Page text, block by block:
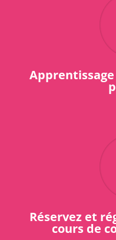
Réservez et
cours de